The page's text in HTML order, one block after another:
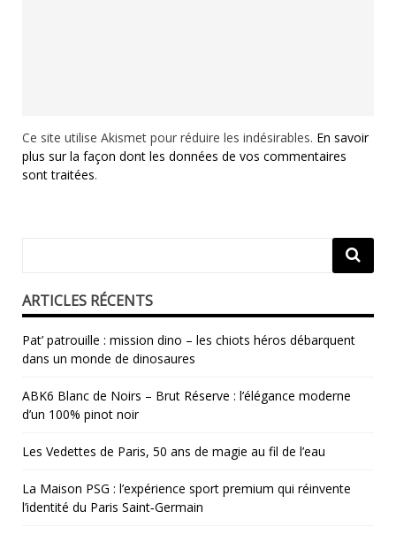
Ce site utilise Akismet pour réduire les indésirables. En savoir
plus sur la façon dont les données de vos commentaires
sont traitées.
ARTICLES RÉCENTS
Pat’ patrouille : mission dino – les chiots héros débarquent
dans un monde de dinosaures
ABK6 Blanc de Noirs – Brut Réserve : l’élégance moderne
d’un 100% pinot noir
Les Vedettes de Paris, 50 ans de magie au fil de l’eau
La Maison PSG : l’expérience sport premium qui réinvente
l’identité du Paris Saint‑Germain